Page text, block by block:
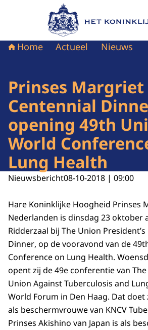
Naar de homepage van
Home Actueel Nieuws
Prinses
Centennial
opening 49th
World
Lung Health
Nieuwsbericht08-10-2018 | 09:00
Hare Koninklijke Hoogheid Prinses
Nederlanden is dinsdag 23 oktober
Ridderzaal bij The Union
Dinner, op de vooravond van de
Conference on Lung Health.
opent zij de 49e conferentie van
Union Against Tuberculosis and
World Forum in Den Haag. Dat
als beschermvrouwe van KNCV
Prinses Akishino van Japan is als